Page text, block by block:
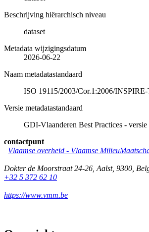
Beschrijving hiërarchisch niveau
dataset
Metadata wijzigingsdatum
2026-06-22
Naam metadatastandaard
ISO 19115/2003/Cor.1:2006/
Versie metadatastandaard
GDI-Vlaanderen Best Practices - versie
contactpunt
Vlaamse overheid - Vlaamse
Dokter de Moorstraat 24-26 Aalst, 9300
+32 5 372 62 10
https://www.vmm.be